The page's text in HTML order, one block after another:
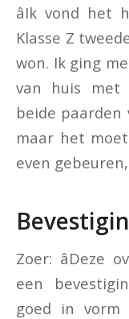
âIk vond
Klasse Z
won. Ik ging
van huis
beide paarden
maar het moet
even
Zoer: âDeze
een
goed in vorm